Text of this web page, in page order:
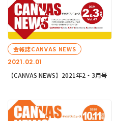
2021.02.01
会報誌CANVAS NEWS
【CANVAS NEWS】2021年2・3月号